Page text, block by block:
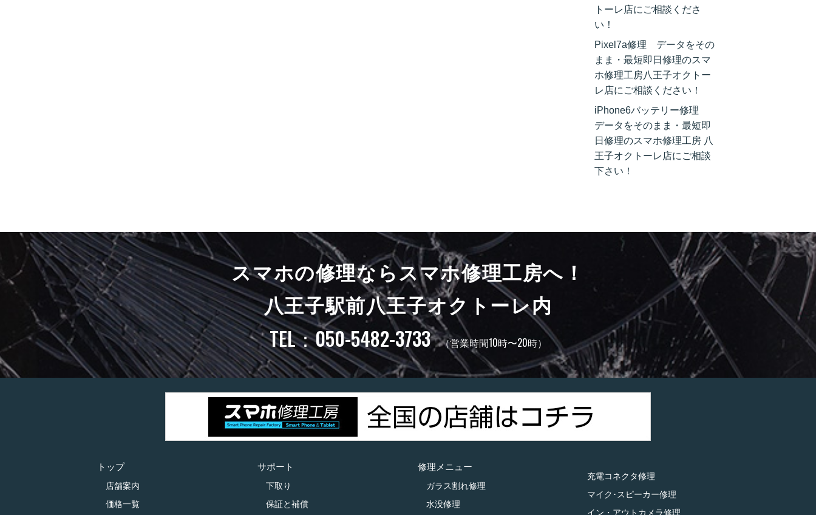
トーレ店にご相談くださ
い！
Pixel7a修理 データをその
まま・最短即日修理のスマ
ホ修理工房八王子オクトー
レ店にご相談ください！
iPhone6バッテリー修理
データをそのまま・最短即
日修理のスマホ修理工房 八
王子オクトーレ店にご相談
下さい！
スマホの修理ならスマホ修理工房へ！
八王子駅前八王子オクトーレ内
TEL：050-5482-3733 （営業時間10時〜20時）
トップ
店舗案内
価格一覧
サポート
下取り
保証と補償
修理メニュー
ガラス割れ修理
水没修理
充電コネクタ修理
マイク･スピーカー修理
イン・アウトカメラ修理